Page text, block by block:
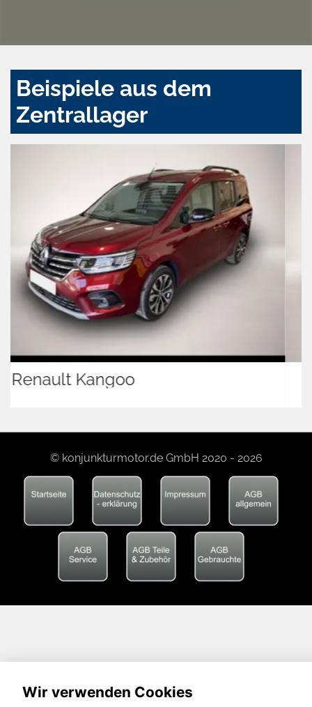
Beispiele aus dem
Zentrallager
Fiat Grande Panda
© konjunkturmotor.de GmbH 2020 - 2026
Wir verwenden Cookies